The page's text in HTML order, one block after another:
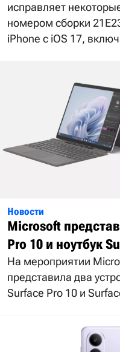
исправляет
номером сборки
iPhone с iOS 17,
Новости
Microsoft
Pro 10 и ноутбук
На мероприятии
представила два
Surface Pro 10 и